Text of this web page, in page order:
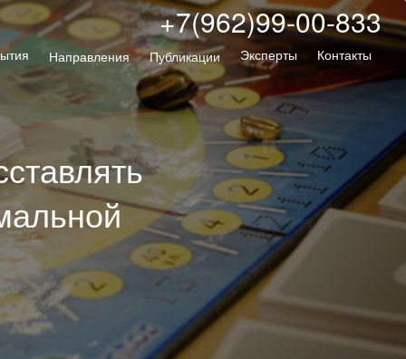
+7(962)99-00-833
Направления Публикации Эксперты Контакты